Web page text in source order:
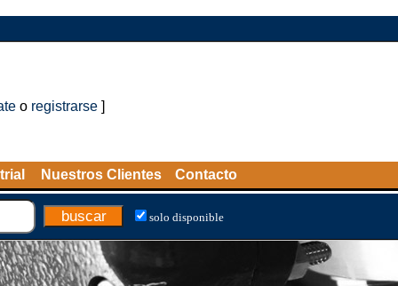
o registrarse]
Nuestros Clientes Contacto
solo disponible